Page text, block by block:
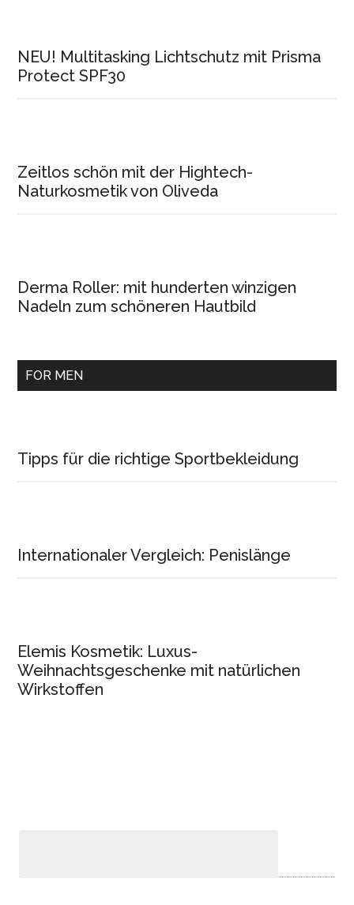
NEU! Multitasking Lichtschutz mit Prisma
Protect SPF30
Zeitlos schön mit der Hightech-
Naturkosmetik von Oliveda
Derma Roller: mit hunderten winzigen
Nadeln zum schöneren Hautbild
FOR MEN
Tipps für die richtige Sportbekleidung
Internationaler Vergleich: Penislänge
Elemis Kosmetik: Luxus-
Weihnachtsgeschenke mit natürlichen
Wirkstoffen